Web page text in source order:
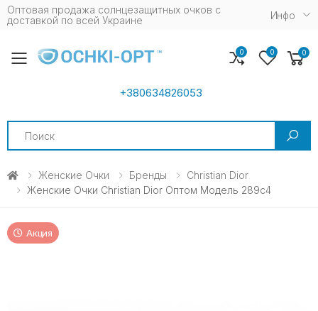
Оптовая продажа солнцезащитных очков c
доставкой по всей Украине
Инфо
Toggle mobile menu
+380634826053
Search
0 0 0
Женские Очки Бренды
Christian Dior
Женские Очки Christian Dior Оптом Модель 289c4
Акция